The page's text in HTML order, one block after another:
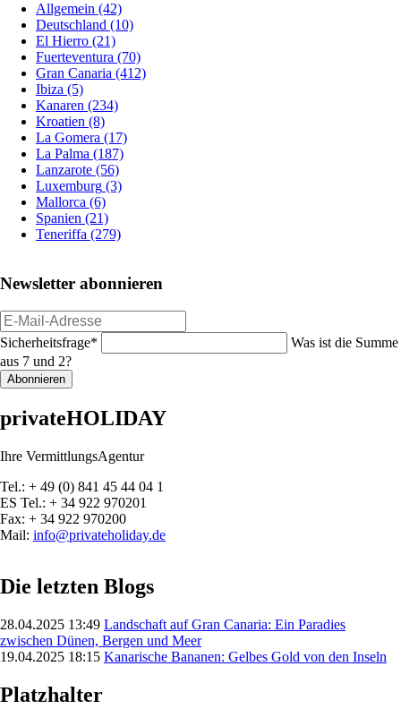
Allgemein (42)
Deutschland (10)
El Hierro (21)
Fuerteventura (70)
Gran Canaria (412)
Ibiza (5)
Kanaren (234)
Kroatien (8)
La Gomera (17)
La Palma (187)
Lanzarote (56)
Luxemburg (3)
Mallorca (6)
Spanien (21)
Teneriffa (279)
Newsletter abonnieren
E-
Mail-
Adresse
Pflichtfeld
Sicherheitsfrage*
Was ist die Summe
aus 7 und 2?
Abonnieren
privateHOLIDAY
Ihre VermittlungsAgentur
Tel.: + 49 (0) 841 45 44 04 1
ES Tel.: + 34 922 970201
Fax: + 34 922 970200
Mail: info@privateholiday.de
Die letzten Blogs
28.04.2025 13:49 Landschaft auf Gran Canaria: Ein Paradies
zwischen Dünen, Bergen und Meer
19.04.2025 18:15 Kanarische Bananen: Gelbes Gold von den Inseln
Platzhalter